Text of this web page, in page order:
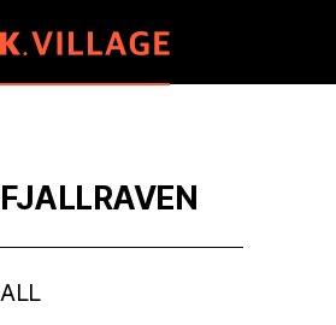
FJALLRAVEN
ALL